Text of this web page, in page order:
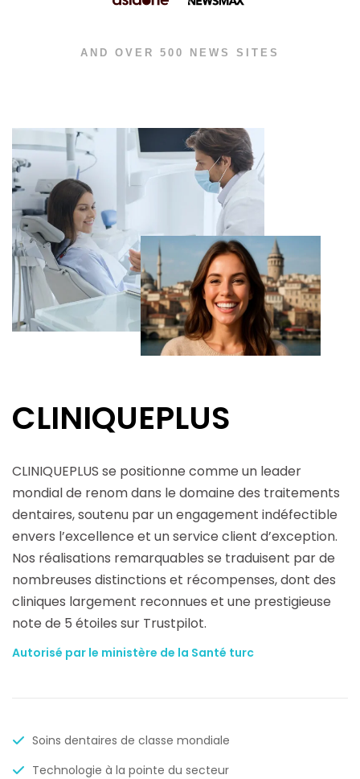
AND OVER 500 NEWS SITES
CLINIQUEPLUS
CLINIQUEPLUS se positionne comme un leader
mondial de renom dans le domaine des traitements
dentaires, soutenu par un engagement indéfectible
envers l’excellence et un service client d’exception.
Nos réalisations remarquables se traduisent par de
nombreuses distinctions et récompenses, dont des
cliniques largement reconnues et une prestigieuse
note de 5 étoiles sur Trustpilot.
Autorisé par le ministère de la Santé turc
Soins dentaires de classe mondiale
Technologie à la pointe du secteur